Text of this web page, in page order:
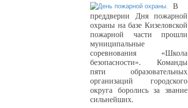
В
преддверии Дня пожарной
охраны на базе Кизеловской
пожарной части прошли
муниципальные
соревнования «Школа
безопасности». Команды
пяти образовательных
организаций городского
округа боролись за звание
сильнейших.